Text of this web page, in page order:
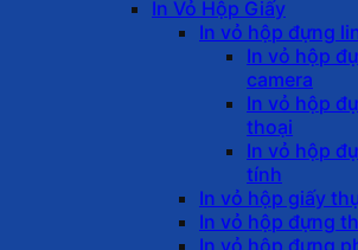
In Vỏ Hộp Giấy
In vỏ hộp đựng
In vỏ hộp
camera
In vỏ hộp
thoại
In vỏ hộp
tính
In vỏ hộp giấy
In vỏ hộp đựng
In vỏ hộp đựng